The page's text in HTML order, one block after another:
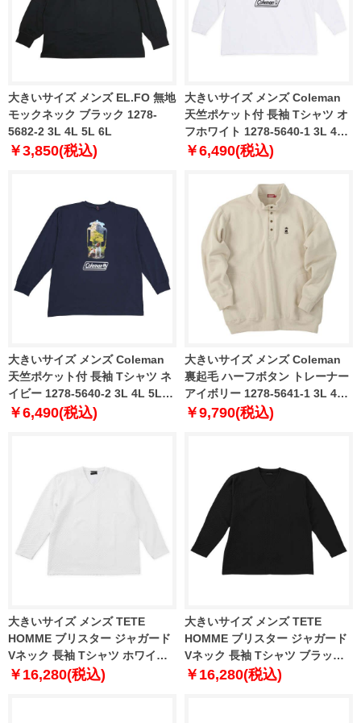
大きいサイズ メンズ EL.FO 無地
モックネック ブラック 1278-
5682-2 3L 4L 5L 6L
￥3,850(税込)
大きいサイズ メンズ Coleman
天竺ポケット付 長袖 Tシャツ オ
フホワイト 1278-5640-1 3L 4L
5L 6L
￥6,490(税込)
大きいサイズ メンズ Coleman
天竺ポケット付 長袖 Tシャツ ネ
イビー 1278-5640-2 3L 4L 5L
6L
￥6,490(税込)
大きいサイズ メンズ Coleman
裏起毛 ハーフボタン トレーナー
アイボリー 1278-5641-1 3L 4L
5L 6L 8L
￥9,790(税込)
大きいサイズ メンズ TETE
HOMME ブリスター ジャガード
Vネック 長袖 Tシャツ ホワイト
1278-5645-1 3L 4L 5L 6L
￥16,280(税込)
大きいサイズ メンズ TETE
HOMME ブリスター ジャガード
Vネック 長袖 Tシャツ ブラック
1278-5645-2 3L 4L 5L 6L
￥16,280(税込)